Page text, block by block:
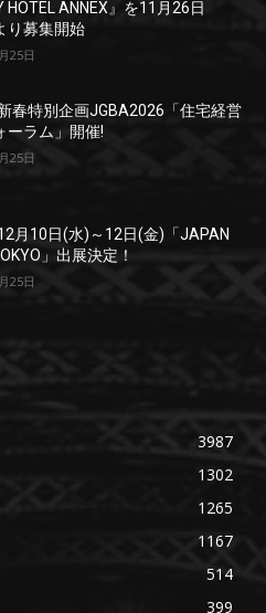
HOTEL ANNEX』を11月26日
り募集開始
25日
春特別企画JGBA2026「住宅経営
ーラム」開催!
25日
月10日(水)～12日(金)「JAPAN
」出展決定！
25日
3987
1302
1265
1167
514
399